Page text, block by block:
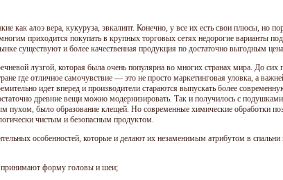
как алоэ вера, кукуруза, эвкалипт. Конечно, у все их есть свои плюсы, но
приходится покупать в крупных торговых сетях недорогие варианты
существуют и более качественная продукция по достаточно выгодным
лузгой, которая была очень популярна во многих странах мира. До сих
где отличное самочувствие — это не просто маркетинговая уловка, а
идет вперед и производители стараются выпускать более
древние вещи можно модернизировать. Так и получилось с подушками
пухом, было образование клещей. Но современные химические обработки
чистым и безопасным продуктом.
особенностей, которые и делают их незаменимым атрибутом в спальни
форму головы и шеи;